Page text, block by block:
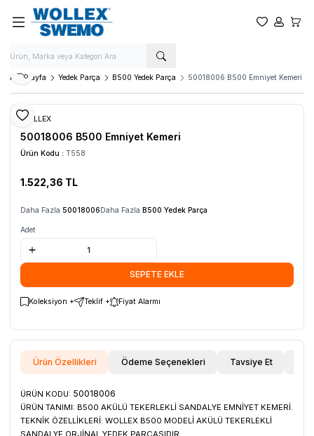
Favorilerim
Hesabım
Ana Sayfa Yedek Parça B500 Yedek Parça 50018006 B500 Emniyet Kemeri
Favoriye Ekle
Paylaş
WOLLEX
50018006 B500 Emniyet Kemeri
Ürün Kodu : T558
1.522,36 TL
Daha Fazla 50018006 Daha Fazla B500 Yedek Parça
Adet
SEPETE EKLE
Koleksiyon + Teklif + Fiyat Alarmı
Ürün Özellikleri Ödeme Seçenekleri Tavsiye Et
ÜRÜN KODU: 50018006
ÜRÜN TANIMI: B500 AKÜLÜ TEKERLEKLİ SANDALYE EMNİYET KEMERİ.
TEKNİK ÖZELLİKLERİ: WOLLEX B500 MODELİ AKÜLÜ TEKERLEKLİ
SANDALYE ORJİNAL YEDEK PARÇASIDIR.